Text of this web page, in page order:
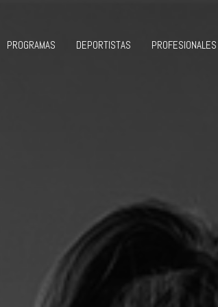
PROGRAMAS DEPORTISTAS PROFESIONALES